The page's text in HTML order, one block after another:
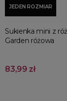
JEDEN ROZMIAR
Sukienka mini z
Garden różowa
83,99 zł